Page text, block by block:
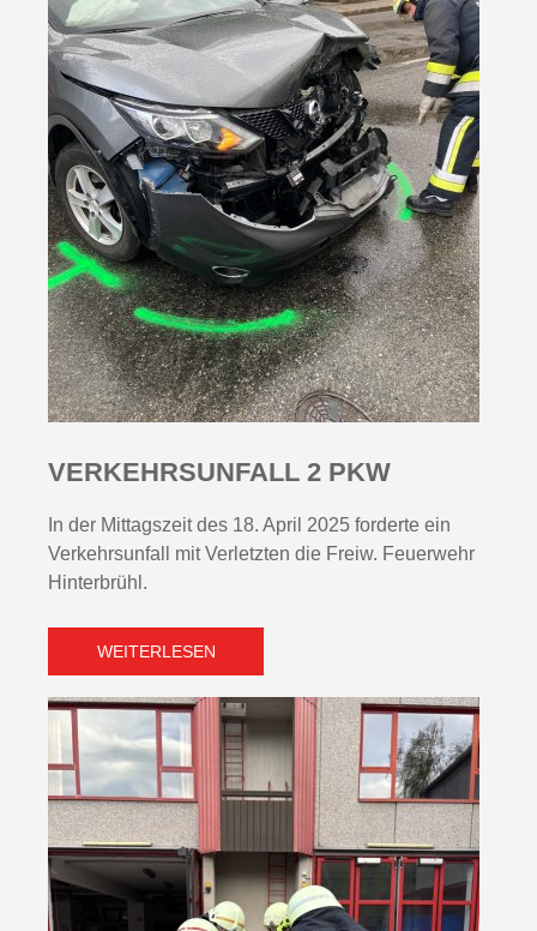
VERKEHRSUNFALL 2 PKW
In der Mittagszeit des 18. April 2025 forderte ein
Verkehrsunfall mit Verletzten die Freiw. Feuerwehr
Hinterbrühl.
WEITERLESEN